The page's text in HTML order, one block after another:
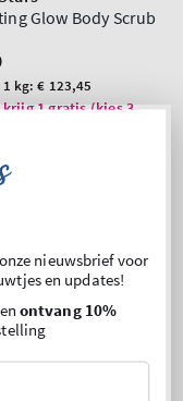
Glow Body Scrub
1 kg:€ 123,45
1 gratis (kies 3
WINKELWAGEN
nieuwsbrief voor
en updates!
ontvang 10%